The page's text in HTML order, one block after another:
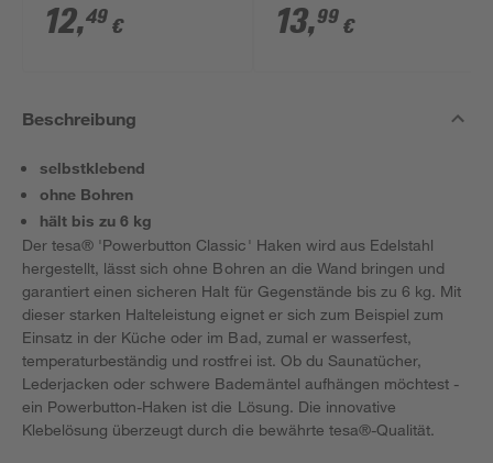
schwarz
12,49 € 13,99 €
Beschreibung
selbstklebend
ohne Bohren
hält bis zu 6 kg
Der tesa® 'Powerbutton Classic' Haken wird aus Edelstahl
hergestellt, lässt sich ohne Bohren an die Wand bringen und
garantiert einen sicheren Halt für Gegenstände bis zu 6 kg. Mit
dieser starken Halteleistung eignet er sich zum Beispiel zum
Einsatz in der Küche oder im Bad, zumal er wasserfest,
temperaturbeständig und rostfrei ist. Ob du Saunatücher,
Lederjacken oder schwere Bademäntel aufhängen möchtest -
ein Powerbutton-Haken ist die Lösung. Die innovative
Klebelösung überzeugt durch die bewährte tesa®-Qualität.